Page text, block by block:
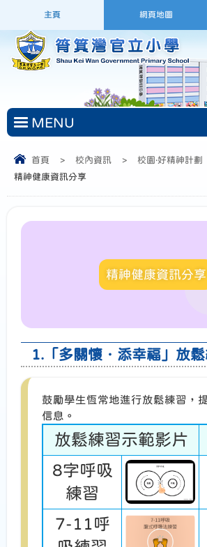
主頁 網頁地圖
MENU
首頁 > 校內資訊 > 校園‧好精神計劃
精神健康資訊分享
精神健康資訊分享
1.「多關懷．添幸福」放
鼓勵學生恆常地進行放鬆練習，
信息。
放鬆練習示範影片
8字呼吸
練習
7-11呼